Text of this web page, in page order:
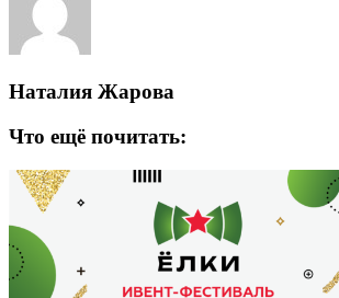
Наталия Жарова
Что ещё почитать: